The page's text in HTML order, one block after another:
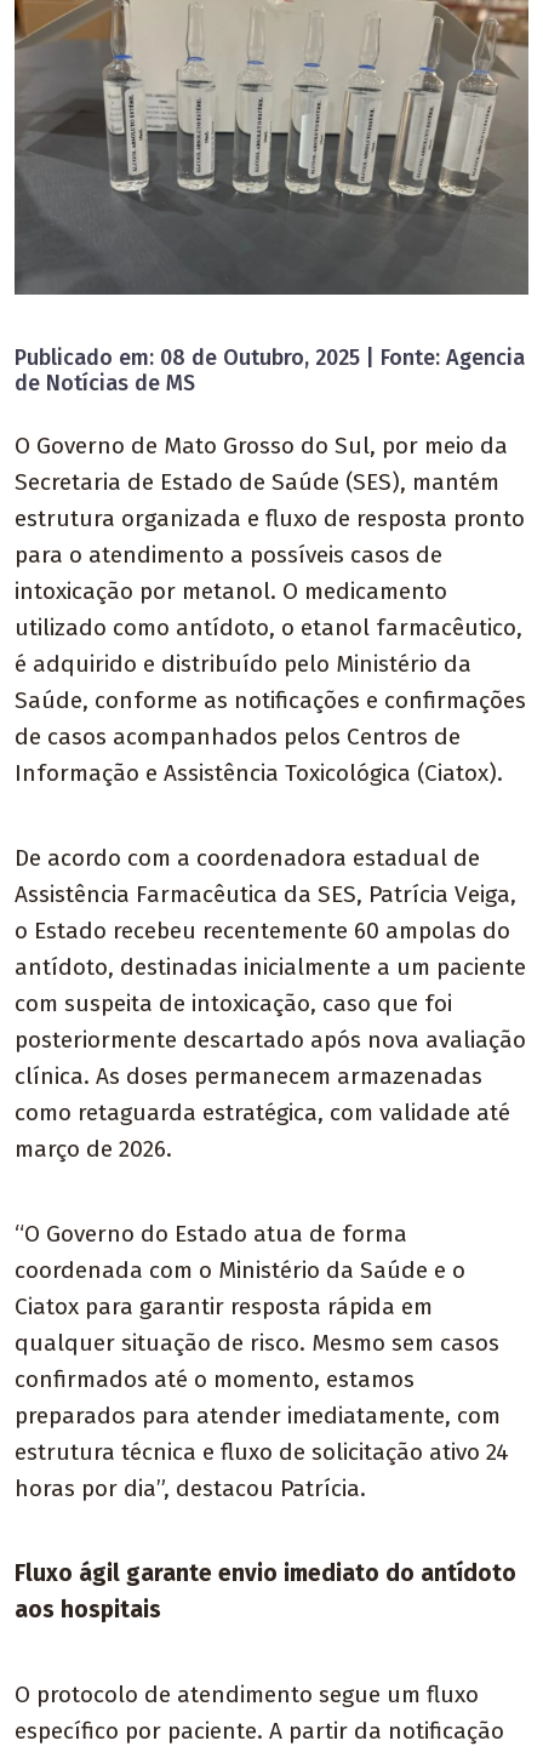
Publicado em: 08 de Outubro, 2025 | Fonte: Agencia
de Notícias de MS
O Governo de Mato Grosso do Sul, por meio da
Secretaria de Estado de Saúde (SES), mantém
estrutura organizada e fluxo de resposta pronto
para o atendimento a possíveis casos de
intoxicação por metanol. O medicamento
utilizado como antídoto, o etanol farmacêutico,
é adquirido e distribuído pelo Ministério da
Saúde, conforme as notificações e confirmações
de casos acompanhados pelos Centros de
Informação e Assistência Toxicológica (Ciatox).
De acordo com a coordenadora estadual de
Assistência Farmacêutica da SES, Patrícia Veiga,
o Estado recebeu recentemente 60 ampolas do
antídoto, destinadas inicialmente a um paciente
com suspeita de intoxicação, caso que foi
posteriormente descartado após nova avaliação
clínica. As doses permanecem armazenadas
como retaguarda estratégica, com validade até
março de 2026.
“O Governo do Estado atua de forma
coordenada com o Ministério da Saúde e o
Ciatox para garantir resposta rápida em
qualquer situação de risco. Mesmo sem casos
confirmados até o momento, estamos
preparados para atender imediatamente, com
estrutura técnica e fluxo de solicitação ativo 24
horas por dia”, destacou Patrícia.
Fluxo ágil garante envio imediato do antídoto
aos hospitais
O protocolo de atendimento segue um fluxo
específico por paciente. A partir da notificação